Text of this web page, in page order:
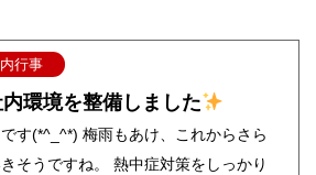
行事
環境を整備しました
す(*^_^*) 梅雨もあけ、これからさら
そうですね。 熱中症対策をしっかり